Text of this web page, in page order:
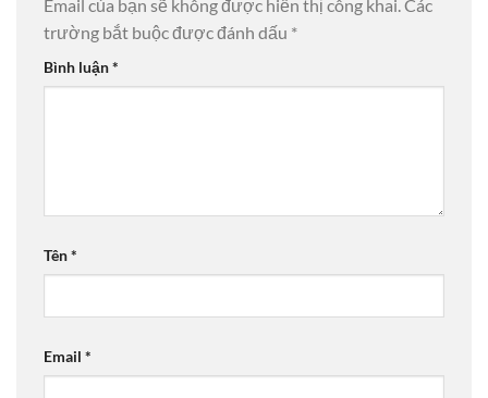
Email của bạn sẽ không được hiển thị công khai.Các
trường bắt buộc được đánh dấu *
Bình luận*
Tên*
Email *